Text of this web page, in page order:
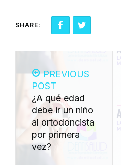
SHARE:
PREVIOUS
POST
¿A qué edad
debe ir un niño
al ortodoncista
por primera
vez?